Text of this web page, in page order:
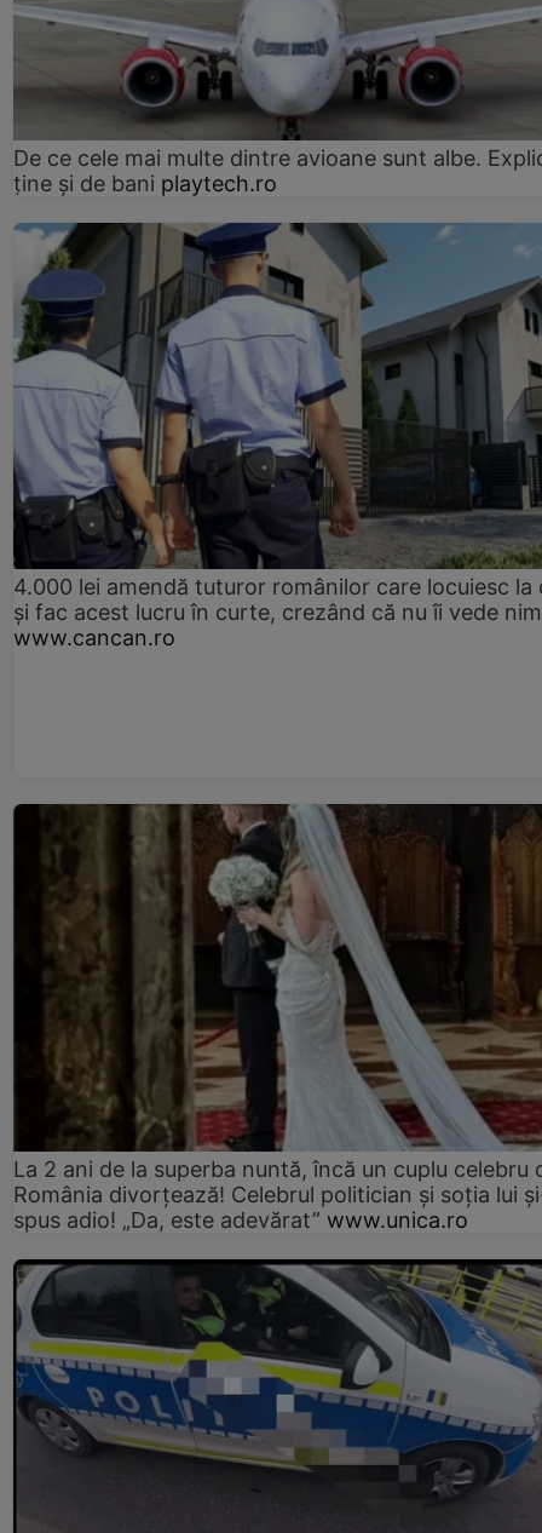
De ce cele mai multe dintre avioane sunt albe.
ține și de bani playtech.ro
4.000 lei amendă tuturor românilor care locuiesc la
și fac acest lucru în curte, crezând că nu îi vede
www.cancan.ro
La 2 ani de la superba nuntă, încă un cuplu celebru
România divorțează! Celebrul politician și soția lui
spus adio! „Da, este adevărat” www.unica.ro